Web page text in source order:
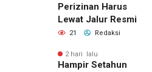
Perizinan Harus
Lewat Jalur Resmi
21 Redaksi
2 hari lalu
Hampir Setahun